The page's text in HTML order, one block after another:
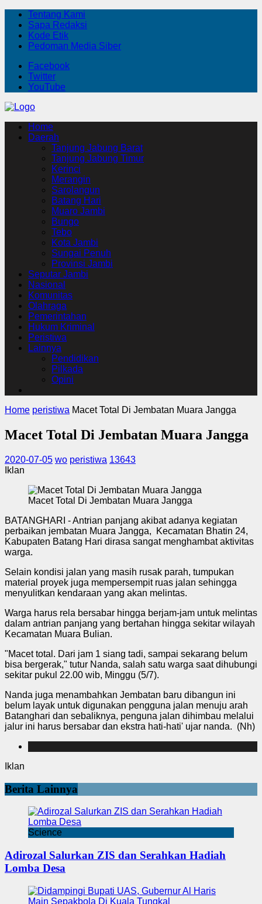
Tentang Kami
Sapa Redaksi
Kode Etik
Pedoman Media Siber
Facebook
Twitter
YouTube
Home
Daerah
Tanjung Jabung Barat
Tanjung Jabung Timur
Kerinci
Merangin
Sarolangun
Batang Hari
Muaro Jambi
Bungo
Tebo
Kota Jambi
Sungai Penuh
Provinsi Jambi
Seputar Jambi
Nasional
Komunitas
Olahraga
Pemerintahan
Hukum Kriminal
Peristiwa
Lainnya
Pendidikan
Pilkada
Opini
Home peristiwa Macet Total Di Jembatan Muara Jangga
Macet Total Di Jembatan Muara Jangga
2020-07-05 wo peristiwa 13643
Iklan
Macet Total Di Jembatan Muara Jangga
BATANGHARI - Antrian panjang akibat adanya kegiatan
perbaikan jembatan Muara Jangga, Kecamatan Bhatin 24,
Kabupaten Batang Hari dirasa sangat menghambat aktivitas
warga.
Selain kondisi jalan yang masih rusak parah, tumpukan
material proyek juga mempersempit ruas jalan sehingga
menyulitkan kendaraan yang akan melintas.
Warga harus rela bersabar hingga berjam-jam untuk melintas
dalam antrian panjang yang bertahan hingga sekitar wilayah
Kecamatan Muara Bulian.
"Macet total. Dari jam 1 siang tadi, sampai sekarang belum
bisa bergerak," tutur Nanda, salah satu warga saat dihubungi
sekitar pukul 22.00 wib, Minggu (5/7).
Nanda juga menambahkan Jembatan baru dibangun ini
belum layak untuk digunakan pengguna jalan menuju arah
Batanghari dan sebaliknya, penguna jalan dihimbau melalui
jalur ini harus bersabar dan ekstra hati-hati' ujar nanda. (Nh)
Iklan
Berita Lainnya
Science
Adirozal Salurkan ZIS dan Serahkan Hadiah
Lomba Desa